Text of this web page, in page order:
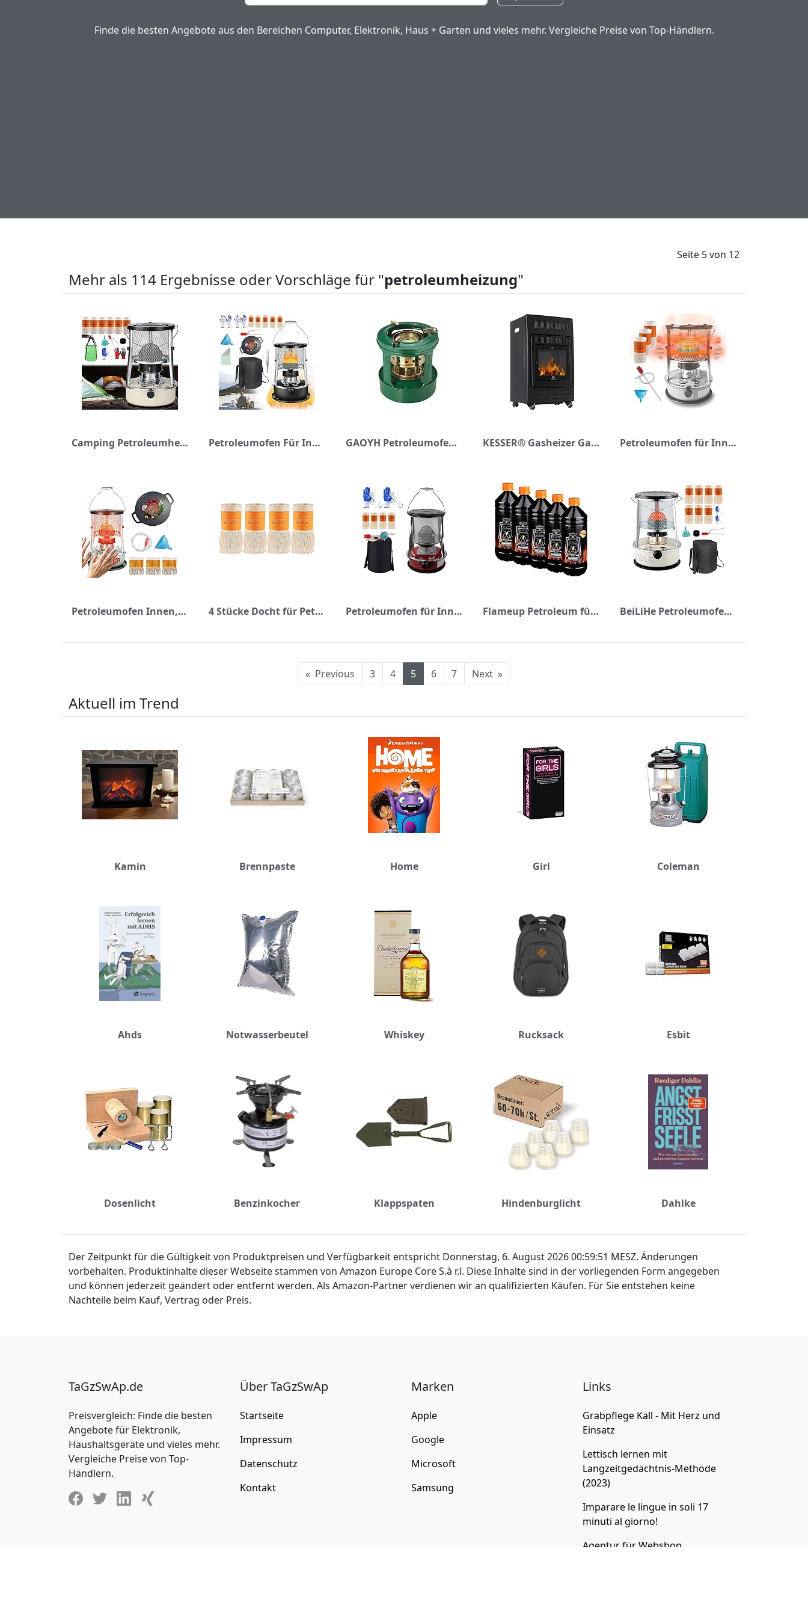
Finde die besten Angebote aus den Bereichen Computer, Elektronik, Haus + Garten und vieles mehr. Vergleiche Preise von Top-Händlern.
Seite 5 von 12
Mehr als 114 Ergebnisse oder Vorschläge für "petroleumheizung"
Camping Petroleumheizung Mit Löschautomatik Und Umfallschutz, Petroleumofen Für Camping Zeltheizung Kochen Eisfischen , 4.6L / 6L Tragbarer Heizstrahler 6 Ersatz Docht ( Color : 6L ) Petroleumofen Für Innenräume Petroleumheizung,innen Mobile Heizung Ohne Strom,tragbare Terrassen-Ölöfen, Camping-heizungen, Zelt-heizungen Automatische Brand- Und Absturzsicherung (Schwarz) GAOYH Petroleumofen,petroleumofen für innenräume,Mini Petroliumheizung,Petroleum Heizung mit 8 Docht zum Heizen,Tragbarer Petroleumheizer Nimmt Keinen Platz Weg Verwendet Garage, Terrasse,B KESSER® Gasheizer Gasheizofen Heizstrahler 3,4 kW Gas Kamin inkl. Gasdruckregler & Gasschlauch, 2 Heizstufen Infrarot 3400W Gasheizstrahler Gasheizung Butan- oder Propangasflaschen bis 11kg Schwarz Petroleumofen für Innenräume Ohne Strom Petroleumofen Innen mit 3 Docht, 360° Mobile Heizung, 2600W Tragbarer Petroleumheizung Camping, Petroleum Heizung Indoor für Zeltheizung, Patio Notheizung
Petroleumofen Innen, Petroleumofen für Innenräume mit Backblech, Heizung Ohne Strom Mobile Petroliumheizer Ohne Strom Innen, Petroleumheizung Heizer Camping Heizung, mit 3 Docht (green) 4 Stücke Docht für Petroleumofen für Innenräume, Kerosin Ofen Docht rauchfrei, 95xt2.5x180mm Kerosin Heizung Ersatz Dochte für Petroleum Ofen, Fiberglas Runde Baumwolle Petroleum Heizung Dochte Petroleumofen für Innenräume, Tragbarer Petroleumheizung Petroleum Heizung, Mobile Petroliumheizer with 4 Ersatzkerne, Petroleumheizung for Camping im Freien Innenraum (4,6 L/Rot) Flameup Petroleum für Petroleumheizung Petroleumofen Petroleumlampe Petroleumlampen Kamin Heizung Kerosin Reiniger Lampe Lampen Petrolium 5 Liter BeiLiHe Petroleumofen für Innenräume, 3000W Petroleum Heizung, Mobile Ohne Strom Innen, Brenndauer 24-30 Stunden, Tragbarer Petroleumheizung Heizer mit Umfallschutz bis zu 30m², 6 L Weiß
« Previous 3 4 5 6 7 Next »
Aktuell im Trend
Kamin Brennpaste Home Girl Coleman
Ahds Notwasserbeutel Whiskey Rucksack Esbit
Dosenlicht Benzinkocher Klappspaten Hindenburglicht Dahlke
Der Zeitpunkt für die Gültigkeit von Produktpreisen und Verfügbarkeit entspricht Donnerstag, 6. August 2026 00:59:51 MESZ. Änderungen
vorbehalten. Produktinhalte dieser Webseite stammen von Amazon Europe Core S.à r.l. Diese Inhalte sind in der vorliegenden Form angegeben
und können jederzeit geändert oder entfernt werden. Als Amazon-Partner verdienen wir an qualifizierten Käufen. Für Sie entstehen keine
Nachteile beim Kauf, Vertrag oder Preis.
TaGzSwAp.de
Preisvergleich: Finde die besten
Angebote für Elektronik,
Haushaltsgeräte und vieles mehr.
Vergleiche Preise von Top-
Händlern.
Über TaGzSwAp
Startseite
Impressum
Datenschutz
Kontakt
Marken
Apple
Google
Microsoft
Samsung
Links
Grabpflege Kall - Mit Herz und
Einsatz
Lettisch lernen mit
Langzeitgedächtnis-Methode
(2023)
Imparare le lingue in soli 17
minuti al giorno!
Agentur fürWebshop